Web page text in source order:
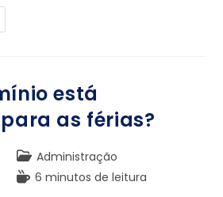
está
as férias?
Administração
6 minutos de leitura